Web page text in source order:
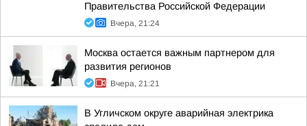
Правительства Российской Федерации
Вчера, 21:24
Москва остается важным партнером для
развития регионов
Вчера, 21:21
В Угличском округе аварийная электрика